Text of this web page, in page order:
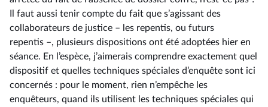
Il faut aussi tenir compte du fait que s’agissant des
collaborateurs de justice –⁠ les repentis, ou futurs
repentis –, plusieurs dispositions ont été adoptées hier en
séance. En l’espèce, j’aimerais comprendre exactement quel
dispositif et quelles techniques spéciales d’enquête sont ici
concernés : pour le moment, rien n’empêche les
enquêteurs, quand ils utilisent les techniques spéciales qui